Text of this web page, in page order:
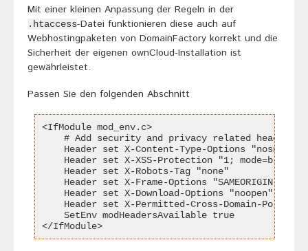
Mit einer kleinen Anpassung der Regeln in der
.htaccess-Datei funktionieren diese auch auf
Webhostingpaketen von DomainFactory korrekt und die
Sicherheit der eigenen ownCloud-Installation ist
gewährleistet.
Passen Sie den folgenden Abschnitt
<IfModule mod_env.c>
# Add security and privacy related headers
Header set X-Content-Type-Options "nosniff"
Header set X-XSS-Protection "1; mode=block"
Header set X-Robots-Tag "none"
Header set X-Frame-Options "SAMEORIGIN"
Header set X-Download-Options "noopen"
Header set X-Permitted-Cross-Domain-Policies
SetEnv modHeadersAvailable true
</IfModule>